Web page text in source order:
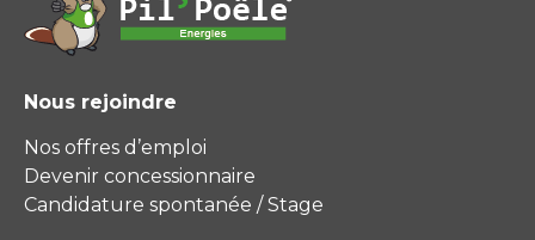
Nous rejoindre
Nos offres d’emploi
Devenir concessionnaire
Candidature spontanée / Stage